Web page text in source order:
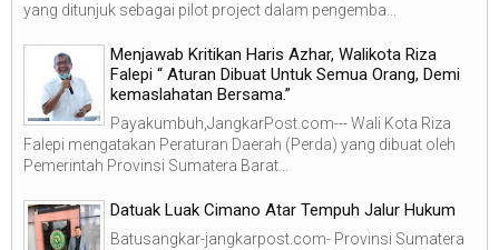
yang ditunjuk sebagai pilot project dalam pengemba...
Menjawab Kritikan Haris Azhar, Walikota Riza
Falepi “ Aturan Dibuat Untuk Semua Orang, Demi
kemaslahatan Bersama.”
Payakumbuh,JangkarPost.com--- Wali Kota Riza
Falepi mengatakan Peraturan Daerah (Perda) yang dibuat oleh
Pemerintah Provinsi Sumatera Barat...
Datuak Luak Cimano Atar Tempuh Jalur Hukum
Batusangkar-jangkarpost.com- Provinsi Sumatera